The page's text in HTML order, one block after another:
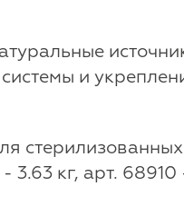
и
3.63 кг, арт. 68910